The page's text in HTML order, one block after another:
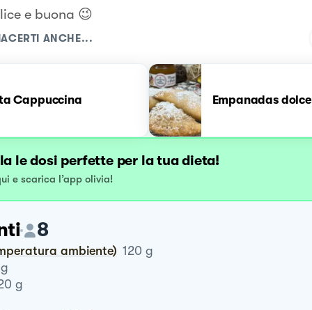
e buona 😉
ANCHE...
Cappuccina Empanadas dolce
le dosi perfette per la tua dieta!
e scarica l’app olivia!
8
ambiente) 120 g
g
g